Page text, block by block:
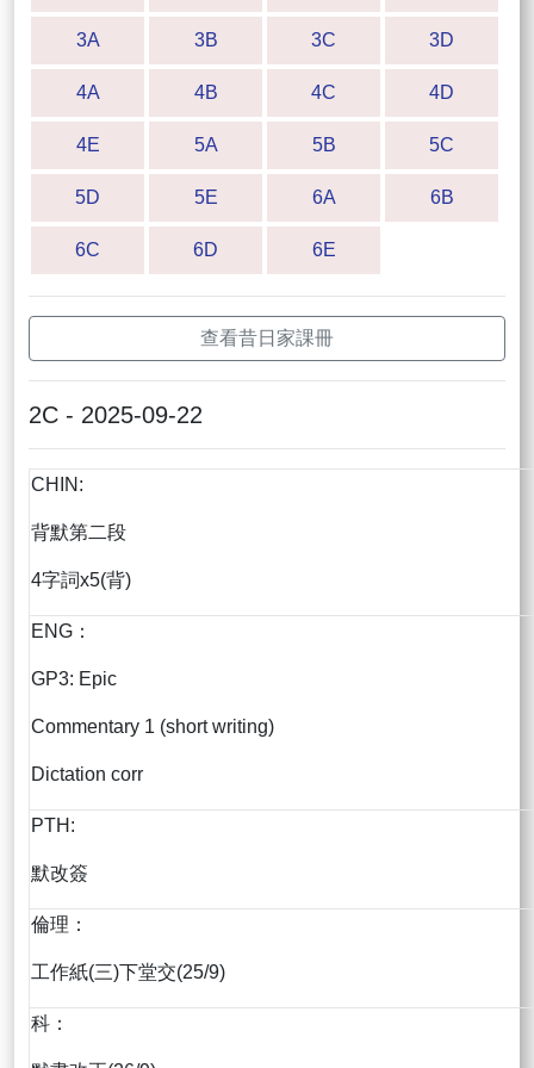
3A 3B 3C 3D
4A 4B 4C 4D
4E 5A 5B 5C
5D 5E 6A 6B
6C 6D 6E
查看昔日家課冊
2C - 2025-09-22
CHIN:
背默第二段
4字詞x5(背)
ENG：
GP3: Epic
Commentary 1 (short writing)
Dictation corr
PTH:
默改簽
倫理：
工作紙(三)下堂交(25/9)
科：